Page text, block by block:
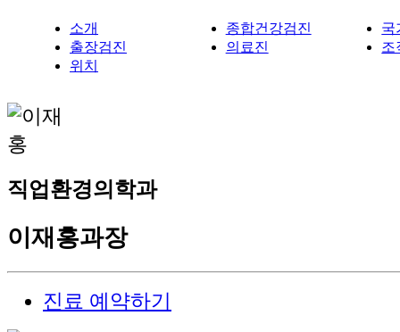
소개 종합건강검진
국
출장검진
의료진
조
위치
직업환경의학과
이재홍과장
진료 예약하기